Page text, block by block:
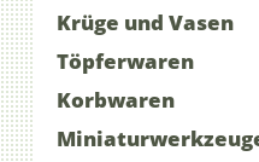
Krüge und Vasen
Töpferwaren
Korbwaren